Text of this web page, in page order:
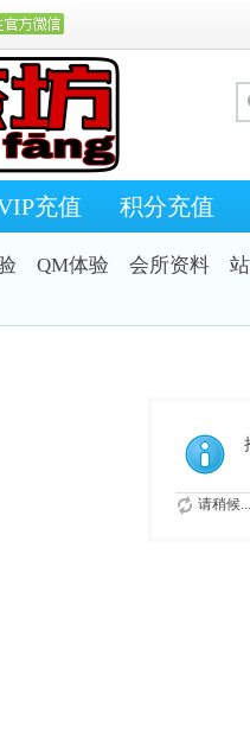
充值 积分充值
QM体验 会所资料
请稍候...